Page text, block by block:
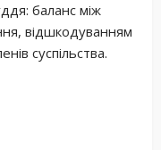
баланс між
відшкодуванням
суспільства.